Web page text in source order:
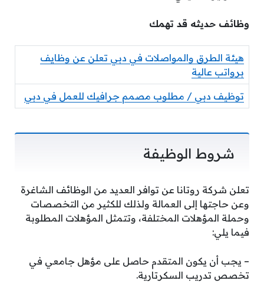
وظائف حديثه قد تهمك
هيئة الطرق والمواصلات في دبي تعلن عن وظايف
برواتب عالية
توظيف دبي / مطلوب مصمم جرافيك للعمل في دبي
شروط الوظيفة
تعلن شركة روتانا عن توافر العديد من الوظائف الشاغرة
وعن حاجتها إلى العمالة ولذلك للكثير من التخصصات
وحملة المؤهلات المختلفة، وتتمثل المؤهلات المطلوبة
فيما يلي:
– يجب أن يكون المتقدم حاصل على مؤهل جامعي في
تخصص تدريب السكرتارية.